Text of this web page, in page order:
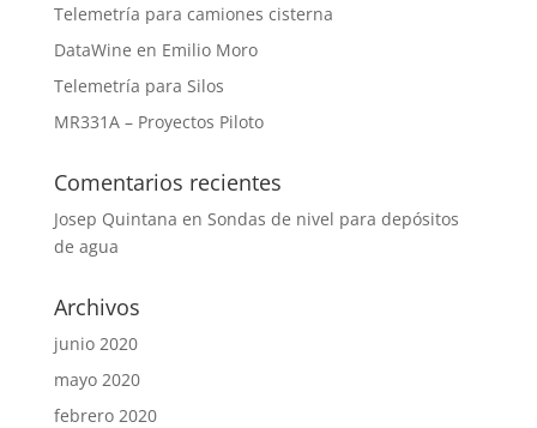
Telemetría para camiones cisterna
DataWine en Emilio Moro
Telemetría para Silos
MR331A – Proyectos Piloto
Comentarios recientes
Josep Quintana en Sondas de nivel para depósitos
de agua
Archivos
junio 2020
mayo 2020
febrero 2020